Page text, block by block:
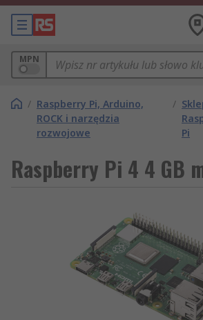
MPN
/ Raspberry Pi, Arduino,
ROCK i narzędzia
rozwojowe
/
Pi
Raspberry Pi 4 4 GB